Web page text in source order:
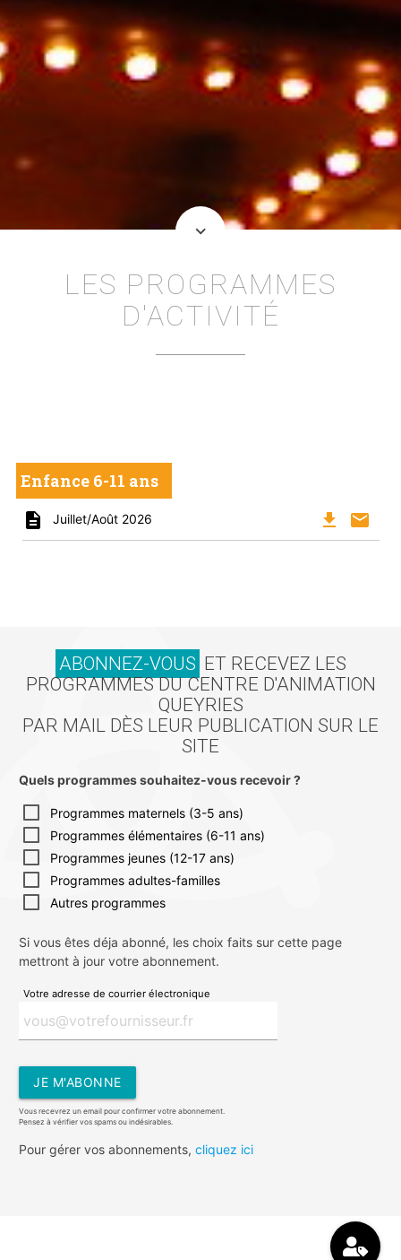
keyboard_arrow_down
LES PROGRAMMES
D'ACTIVITÉ
Enfance 6-11 ans
mail
file_download
Juillet/Août 2026
description
ABONNEZ-VOUS ET RECEVEZ LES
PROGRAMMES DU CENTRE D'ANIMATION
QUEYRIES
PAR MAIL DÈS LEUR PUBLICATION SUR LE
SITE
Quels programmes souhaitez-vous recevoir ?
Programmes maternels (3-5 ans)
Programmes élémentaires (6-11 ans)
Programmes jeunes (12-17 ans)
Programmes adultes-familles
Autres programmes
Si vous êtes déja abonné, les choix faits sur cette page
mettront à jour votre abonnement.
Votre adresse de courrier électronique
JE M'ABONNE
Vous recevrez un email pour confirmer votre abonnement.
Pensez à vérifier vos spams ou indésirables.
Pour gérer vos abonnements, cliquez ici